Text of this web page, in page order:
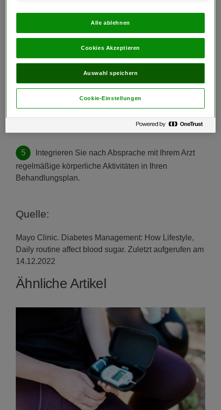
Nehmen Sie Ihre Medikamente stets wie vom
für injizierbare Arzneimittel wie Insulin.
Wählen Sie gesunde Lebensmittel. Die Wahl der
Schwankungen Ihres Blutzuckerspiegels haben. Zu
wissen, wie Lebensmittel Ihren Blutzucker
Integrieren Sie nach Absprache mit Ihrem Arzt
regelmäßige körperliche Aktivitäten in Ihren
Behandlungsplan.
Quelle:
Mayo Clinic. Diabetes Management: How Lifestyle,
Daily routine affect blood sugar. Zuletzt aufgerufen am
14.12.2022
Ähnliche Artikel
Alle ablehnen
Cookies Akzeptieren
Auswahl speichern
Cookie-Einstellungen